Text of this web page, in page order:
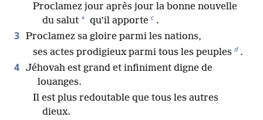
Proclamez jour après jour la bonne nouvelle
du salut * qu’il apporte c .
3 Proclamez sa gloire parmi les nations,
ses actes prodigieux parmi tous les peuples d .
4 Jéhovah est grand et infiniment digne de
louanges.
Il est plus redoutable que tous les autres
dieux.